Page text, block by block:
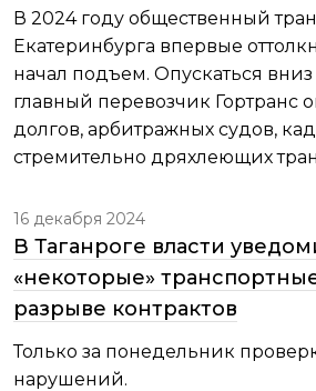
В 2024 году общественный
Екатеринбурга впервые
начал подъем. Опускаться
главный перевозчик Гортранс
долгов, арбитражных судов,
стремительно дряхлеющих
16 декабря 2024
В Таганроге власти
«некоторые»
разрыве контрактов
Только за понедельник
нарушений.